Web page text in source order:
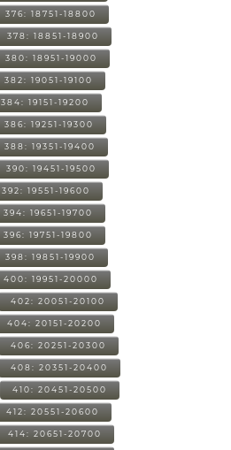
376: 18751-18800
378: 18851-18900
380: 18951-19000
382: 19051-19100
384: 19151-19200
386: 19251-19300
388: 19351-19400
390: 19451-19500
392: 19551-19600
394: 19651-19700
396: 19751-19800
398: 19851-19900
400: 19951-20000
402: 20051-20100
404: 20151-20200
406: 20251-20300
408: 20351-20400
410: 20451-20500
412: 20551-20600
414: 20651-20700